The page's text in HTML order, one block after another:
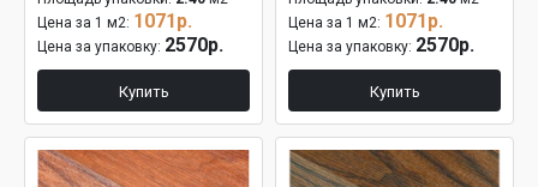
Цена за 1 м2: 1071р.
Цена за упаковку: 2570р.
Купить
Цена за 1 м2: 1071р.
Цена за упаковку: 2570р.
Купить